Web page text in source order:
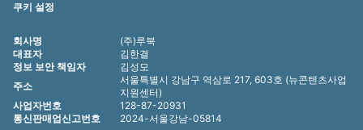
쿠키 설정
회사명
(주)루북
대표자
김한결
정보 보안 책임자
김성모
주소
서울특별시 강남구 역삼로 217, 603호 (뉴콘텐츠사업
지원센터)
사업자번호
128-87-20931
통신판매업신고번호
2024-서울강남-05814